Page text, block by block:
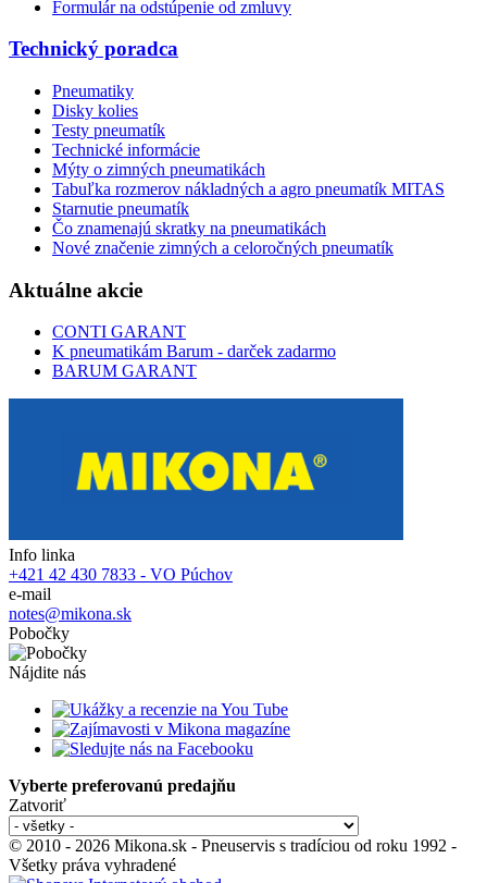
Formulár na odstúpenie od zmluvy
Technický poradca
Pneumatiky
Disky kolies
Testy pneumatík
Technické informácie
Mýty o zimných pneumatikách
Tabuľka rozmerov nákladných a agro pneumatík MITAS
Starnutie pneumatík
Čo znamenajú skratky na pneumatikách
Nové značenie zimných a celoročných pneumatík
Aktuálne akcie
CONTI GARANT
K pneumatikám Barum - darček zadarmo
BARUM GARANT
Info linka
+421 42 430 7833 - VO Púchov
e-mail
notes@mikona.sk
Pobočky
Nájdite nás
Vyberte preferovanú predajňu
Zatvoriť
© 2010 - 2026 Mikona.sk - Pneuservis s tradíciou od roku 1992 -
Všetky práva vyhradené